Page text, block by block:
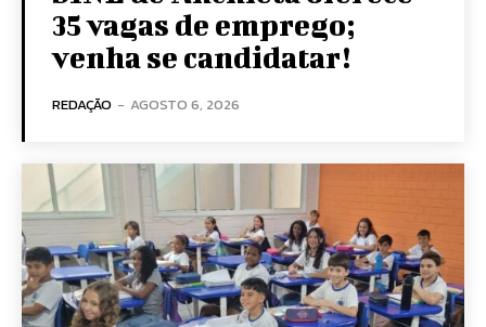
35 vagas de emprego;
venha se candidatar!
REDAÇÃO - AGOSTO 6, 2026